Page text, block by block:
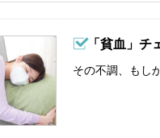
「貧血」チ
その不調、もし